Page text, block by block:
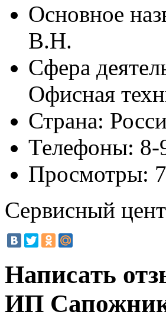
Основное
В.Н.
Сфера
Офисная
Страна:
Телефоны: 8-
Просмотры:
Сервисный
Написать
ИП